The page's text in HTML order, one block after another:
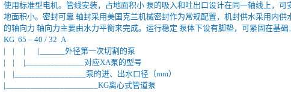
使用标准型电机。管线安装，占地面积小 泵的吸入和吐出口设计在同一轴线上，可
地面积小。密封可靠 轴封采用美国克兰机械密封作为常规配置，机封供水采用内供
的轴向力 轴向力主要由水力平衡来完成。运行稳定 泵体下设有脚垫，可紧固在基
KG 65 – 40 / 32 A
| | | |______外径第一次切割的泵
| | |______________对应XA泵的型号
| |_________________泵的进、出水口径（mm）
|______________________KG离心式管道泵